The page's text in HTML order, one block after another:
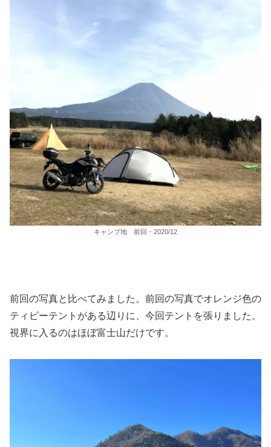
キャンプ地 前回・2020/12
前回の写真と比べてみました。前回の写真でオレンジ色の
ティピーテントがある辺りに、今回テントを張りました。
視界に入るのはほぼ富士山だけです。